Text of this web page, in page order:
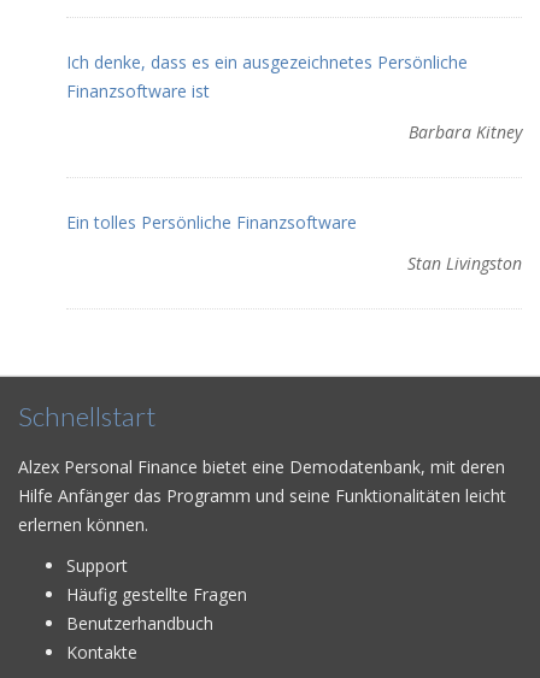
Ich denke, dass es ein ausgezeichnetes Persönliche
Finanzsoftware ist
Barbara Kitney
Ein tolles Persönliche Finanzsoftware
Stan Livingston
Schnellstart
Alzex Personal Finance bietet eine Demodatenbank, mit deren
Hilfe Anfänger das Programm und seine Funktionalitäten leicht
erlernen können.
Support
Häufig gestellte Fragen
Benutzerhandbuch
Kontakte